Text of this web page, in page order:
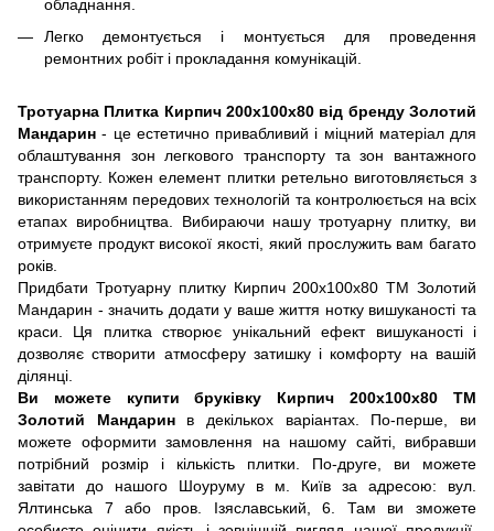
обладнання.
Легко демонтується і монтується для проведення
ремонтних робіт і прокладання комунікацій.
Тротуарна Плитка Кирпич 200х100х80 від бренду Золотий
Мандарин - це естетично привабливий і міцний матеріал для
облаштування зон легкового транспорту та зон вантажного
транспорту. Кожен елемент плитки ретельно виготовляється з
використанням передових технологій та контролюється на всіх
етапах виробництва. Вибираючи нашу тротуарну плитку, ви
отримуєте продукт високої якості, який прослужить вам багато
років.
Придбати Тротуарну плитку Кирпич 200х100х80 ТМ Золотий
Мандарин - значить додати у ваше життя нотку вишуканості та
краси. Ця плитка створює унікальний ефект вишуканості і
дозволяє створити атмосферу затишку і комфорту на вашій
ділянці.
Ви можете купити бруківку Кирпич 200х100х80 ТМ
Золотий Мандаринв декількох варіантах. По-перше, ви
можете оформити замовлення на нашому сайті, вибравши
потрібний розмір і кількість плитки. По-друге, ви можете
завітати до нашого Шоуруму в м. Київ за адресою: вул.
Ялтинська 7 або пров. Ізяславський, 6. Там ви зможете